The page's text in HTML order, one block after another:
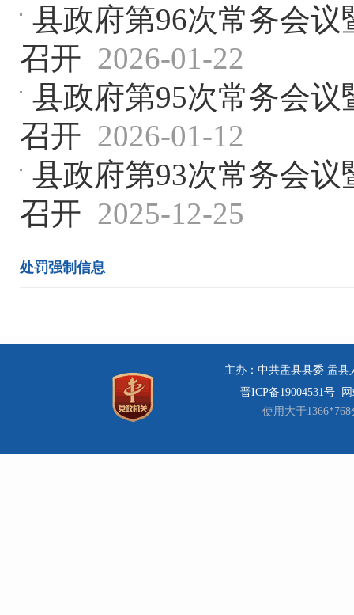
县政府第96次常务会
召开 2026-01-22
县政府第95次常务会
召开 2026-01-12
县政府第93次常务会
召开 2025-12-25
处罚强制信息
主办：中共盂县县委 盂县
晋ICP备19004531号
使用大于